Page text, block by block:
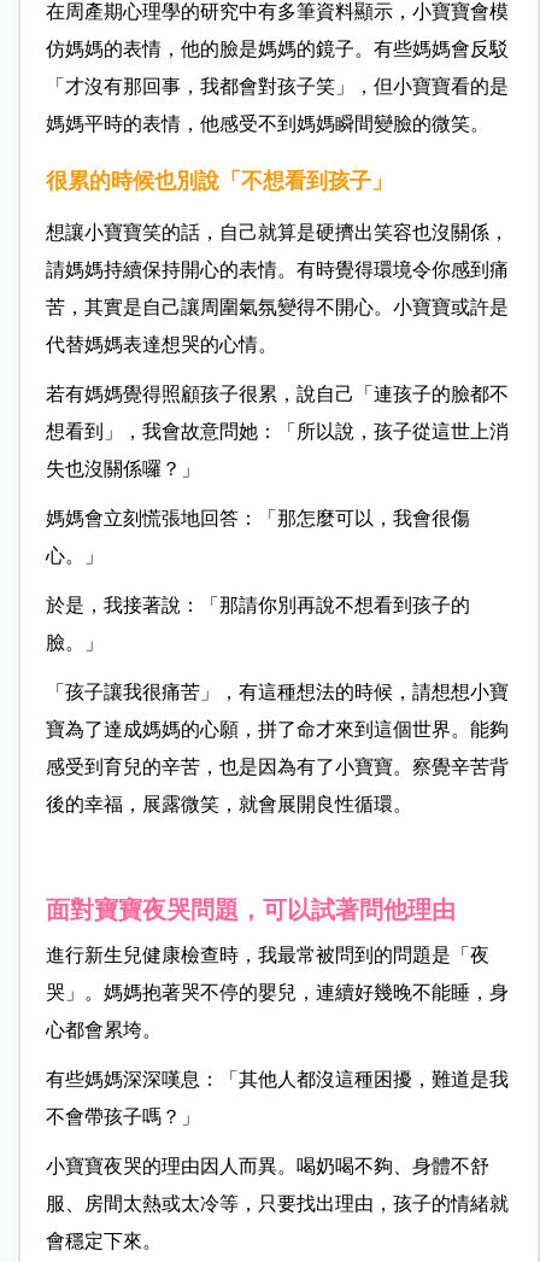
在周產期心理學的研究中有多筆資料顯示，小寶寶會模
仿媽媽的表情，他的臉是媽媽的鏡子。有些媽媽會反駁
「才沒有那回事，我都會對孩子笑」，但小寶寶看的是
媽媽平時的表情，他感受不到媽媽瞬間變臉的微笑。
很累的時候也別說「不想看到孩子」
想讓小寶寶笑的話，自己就算是硬擠出笑容也沒關係，
請媽媽持續保持開心的表情。有時覺得環境令你感到痛
苦，其實是自己讓周圍氣氛變得不開心。小寶寶或許是
代替媽媽表達想哭的心情。
若有媽媽覺得照顧孩子很累，說自己「連孩子的臉都不
想看到」，我會故意問她：「所以說，孩子從這世上消
失也沒關係囉？」
媽媽會立刻慌張地回答：「那怎麼可以，我會很傷
心。」
於是，我接著說：「那請你別再說不想看到孩子的
臉。」
「孩子讓我很痛苦」，有這種想法的時候，請想想小寶
寶為了達成媽媽的心願，拼了命才來到這個世界。能夠
感受到育兒的辛苦，也是因為有了小寶寶。察覺辛苦背
後的幸福，展露微笑，就會展開良性循環。
面對寶寶夜哭問題，可以試著問他理由
進行新生兒健康檢查時，我最常被問到的問題是「夜
哭」。媽媽抱著哭不停的嬰兒，連續好幾晚不能睡，身
心都會累垮。
有些媽媽深深嘆息：「其他人都沒這種困擾，難道是我
不會帶孩子嗎？」
小寶寶夜哭的理由因人而異。喝奶喝不夠、身體不舒
服、房間太熱或太冷等，只要找出理由，孩子的情緒就
會穩定下來。